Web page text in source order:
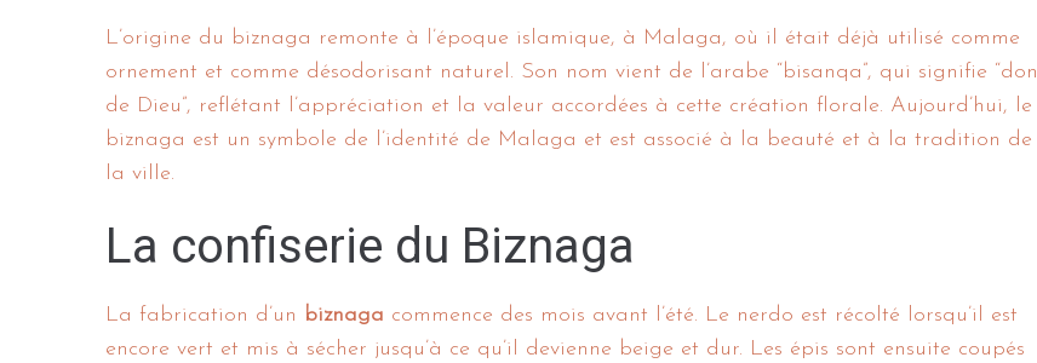
L’origine du biznaga remonte à l’époque islamique, à Malaga, où il était déjà utilisé comme
ornement et comme désodorisant naturel. Son nom vient de l’arabe “bisanqa”, qui signifie “don
de Dieu”, reflétant l’appréciation et la valeur accordées à cette création florale. Aujourd’hui, le
biznaga est un symbole de l’identité de Malaga et est associé à la beauté et à la tradition de
la ville.
La confiserie du Biznaga
La fabrication d’un biznaga commence des mois avant l’été. Le nerdo est récolté lorsqu’il est
encore vert et mis à sécher jusqu’à ce qu’il devienne beige et dur. Les épis sont ensuite coupés